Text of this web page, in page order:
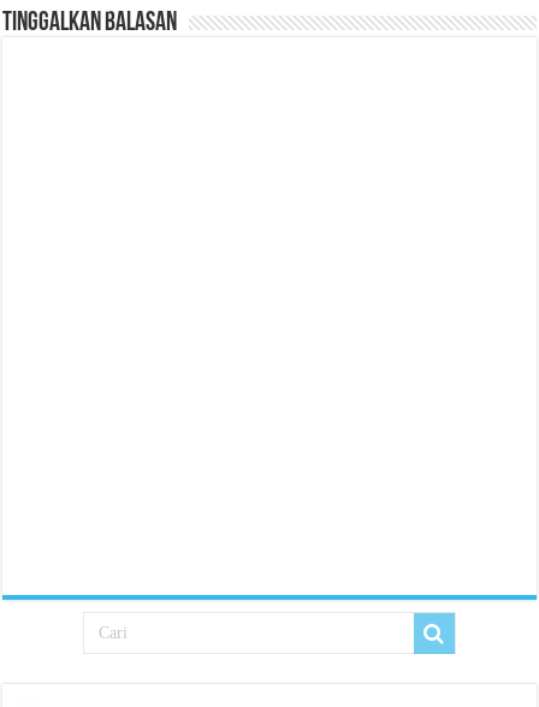
Tinggalkan Balasan